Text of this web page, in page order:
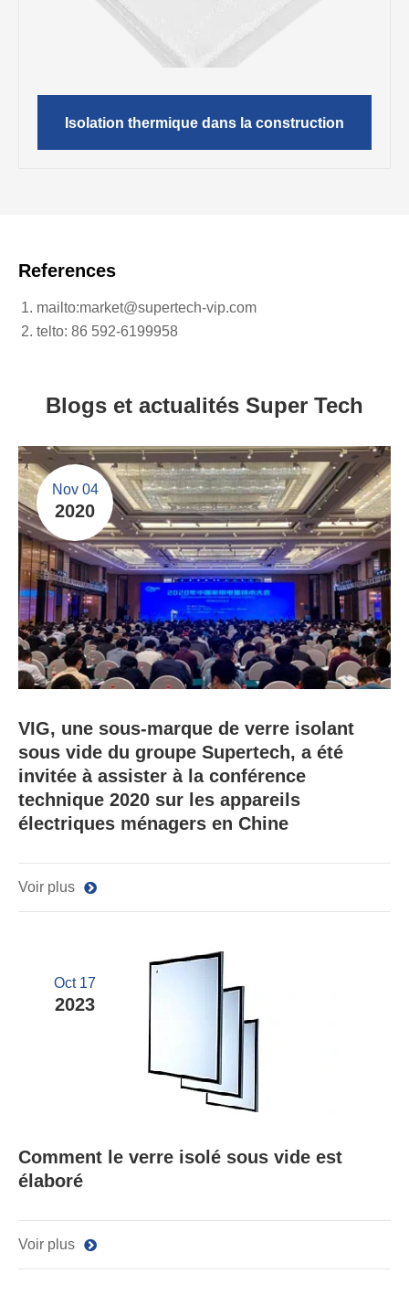
Isolation thermique dans la construction
References
mailto:market@supertech-vip.com
telto: 86 592-6199958
Blogs et actualités Super Tech
Nov 04
2020
VIG, une sous-marque de verre isolant
sous vide du groupe Supertech, a été
invitée à assister à la conférence
technique 2020 sur les appareils
électriques ménagers en Chine
Voir plus
Oct 17
2023
Comment le verre isolé sous vide est
élaboré
Voir plus